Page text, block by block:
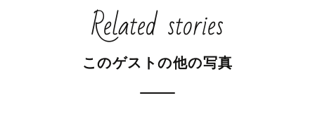
くださいませ。
Related stories
このゲストの他の写真